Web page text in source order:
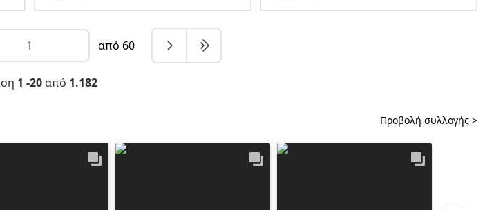
από 60
1 -20 από 1.182
Προβολή συλλογής >